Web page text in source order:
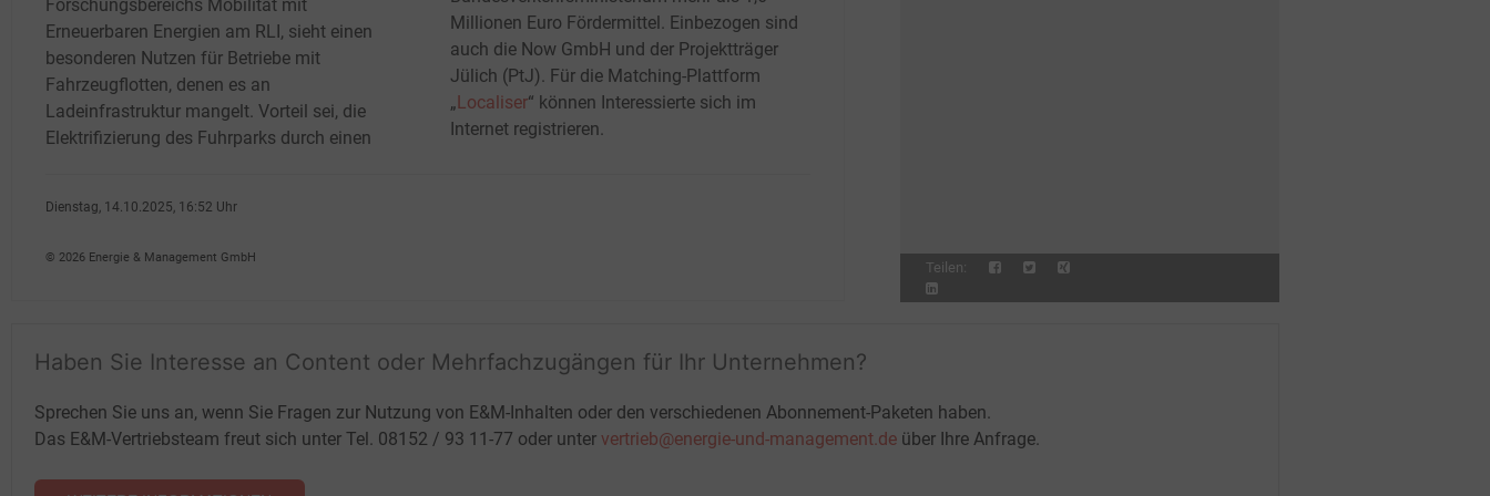
Forschungsbereichs Mobilität mit
Erneuerbaren Energien am RLI, sieht einen
besonderen Nutzen für Betriebe mit
Fahrzeugflotten, denen es an
Ladeinfrastruktur mangelt. Vorteil sei, die
Elektrifizierung des Fuhrparks durch einen
Millionen Euro Fördermittel. Einbezogen sind
auch die Now GmbH und der Projektträger
Jülich (PtJ). Für die Matching-Plattform
„ Localiser“ können Interessierte sich im
Internet registrieren.
Dienstag, 14.10.2025, 16:52 Uhr
© 2026 Energie & Management GmbH
Teilen:
Haben Sie Interesse an Content oder Mehrfachzugängen für Ihr Unternehmen?
Sprechen Sie uns an, wenn Sie Fragen zur Nutzung von E&M-Inhalten oder den verschiedenen Abonnement-Paketen haben.
Das E&M-Vertriebsteam freut sich unter Tel. 08152 / 93 11-77 oder unter vertrieb@energie-und-management.de über Ihre Anfrage.